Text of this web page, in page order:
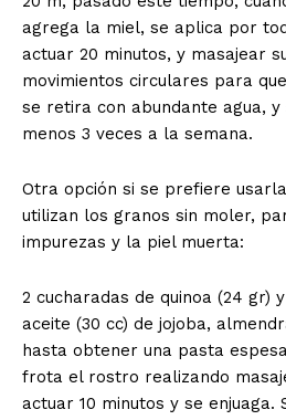
agrega la miel, se aplica por
actuar 20 minutos, y masajear
movimientos circulares para
se retira con abundante agua,
menos 3 veces a la semana.
Otra opción si se prefiere usarla
utilizan los granos sin moler,
impurezas y la piel muerta:
2 cucharadas de quinoa (24 gr)
aceite (30 cc) de jojoba,
hasta obtener una pasta
frota el rostro realizando
actuar 10 minutos y se